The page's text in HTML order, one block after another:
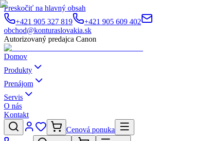
Preskočiť na hlavný obsah
+421 905 327 819
+421 905 609 402
obchod@konturaslovakia.sk
Autorizovaný predajca Canon
Domov
Produkty
Prenájom
Servis
O nás
Kontakt
Cenová ponuka